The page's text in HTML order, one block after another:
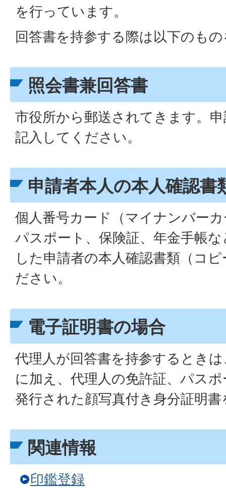
を行っています。
回答書を持参する際は以下のも
照会書兼回答書
市役所から郵送されてきます。
記入してください。
申請者本人の本人確認書
個人番号カード（マイナンバー
パスポート、保険証、年金手帳
した申請者の本人確認書類（コ
ださい。
電子証明書の場合
代理人が回答書を持参するとき
に加え、代理人の免許証、パス
発行された顔写真付き身分証明
関連情報
印鑑登録